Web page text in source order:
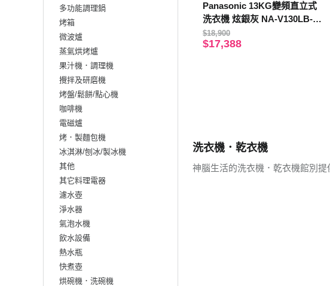
多功能調理鍋
烤箱
微波爐
蒸氣烘烤爐
果汁機．調理機
攪拌及研磨機
烤盤/鬆餅/點心機
咖啡機
電磁爐
烤．製麵包機
冰淇淋/刨冰/製冰機
其他
其它料理電器
濾水壺
淨水器
氣泡水機
飲水設備
熱水瓶
快煮壺
烘碗機．洗碗機
Panasonic 13KG變頻直立式
洗衣機 炫銀灰 NA-V130LB-L
【贈基本安裝】
$18,900
$17,388
洗衣機．乾衣機
神腦生活的洗衣機．乾衣機館別